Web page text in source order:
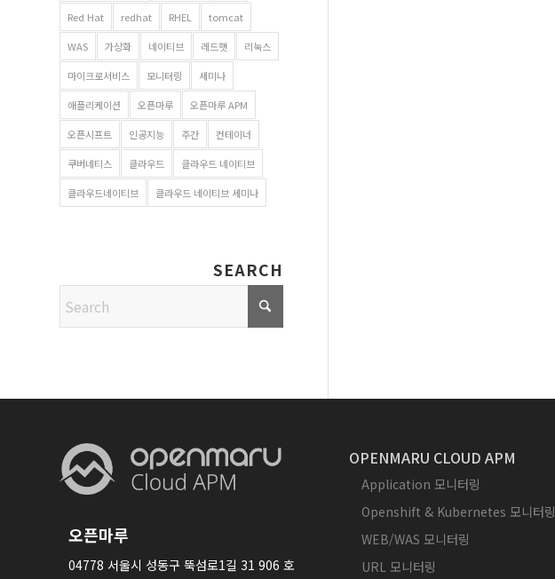
Red Hat redhat RHEL tomcat
WAS 가상화 네이티브 레드햇 리눅스
마이크로서비스 모니터링 세미나
애플리케이션 오픈마루 오픈마루 APM
오픈시프트 인공지능 주간 컨테이너
쿠버네티스 클라우드 클라우드 네이티브
클라우드네이티브 클라우드 네이티브 세미나
SEARCH
오픈마루
04778 서울시 성동구 뚝섬로1길 31 906 호
OPENMARU CLOUD APM
Application 모니터링
Openshift & Kubernetes 모니터링
WEB/WAS 모니터링
URL 모니터링